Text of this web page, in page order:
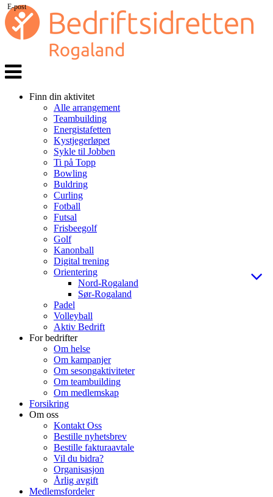
Finn din aktivitet
Alle arrangement
Teambuilding
Energistafetten
Kystjegerløpet
Sykle til Jobben
Ti på Topp
Bowling
Buldring
Curling
Fotball
Futsal
Frisbeegolf
Golf
Kanonball
Digital trening
Orientering
Nord-Rogaland
Sør-Rogaland
Padel
Volleyball
Aktiv Bedrift
For bedrifter
Om helse
Om kampanjer
Om sesongaktiviteter
Om teambuilding
Om medlemskap
Forsikring
Om oss
Kontakt Oss
Bestille nyhetsbrev
Bestille fakturaavtale
Vil du bidra?
Organisasjon
Årlig avgift
Medlemsfordeler
E-post